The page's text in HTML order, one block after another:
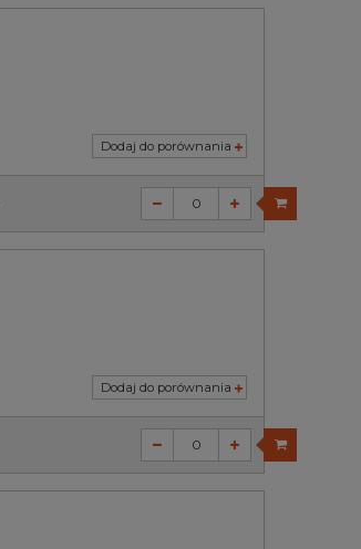
Dodaj do porównania
Dodaj do porównania